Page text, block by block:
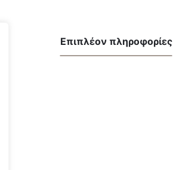
Επιπλέον πληροφορίες